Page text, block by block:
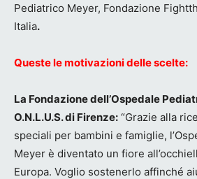
Pediatrico Meyer, Fondazione
Italia.
Queste le motivazioni delle scelte:
La Fondazione dell’Ospedale
O.N.L.U.S. di Firenze: “Grazie alla
speciali per bambini e famiglie,
Meyer è diventato un fiore
Europa. Voglio sostenerlo affinché